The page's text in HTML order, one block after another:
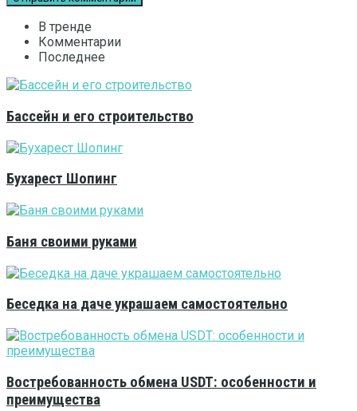
В тренде
Комментарии
Последнее
Бассейн и его строительство
Бухарест Шопинг
Баня своими руками
Беседка на даче украшаем самостоятельно
Востребованность обмена USDT: особенности и
преимущества